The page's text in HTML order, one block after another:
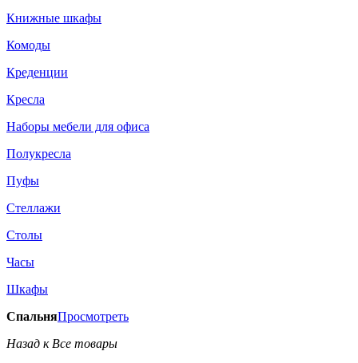
Книжные шкафы
Комоды
Креденции
Кресла
Наборы мебели для офиса
Полукресла
Пуфы
Стеллажи
Столы
Часы
Шкафы
СпальняПросмотреть
Назад к Все товары